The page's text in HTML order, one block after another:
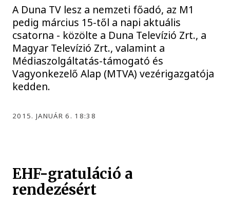
A Duna TV lesz a nemzeti főadó, az M1
pedig március 15-től a napi aktuális
csatorna - közölte a Duna Televízió Zrt., a
Magyar Televízió Zrt., valamint a
Médiaszolgáltatás-támogató és
Vagyonkezelő Alap (MTVA) vezérigazgatója
kedden.
2015. JANUÁR 6. 18:38
EHF-gratuláció a
rendezésért